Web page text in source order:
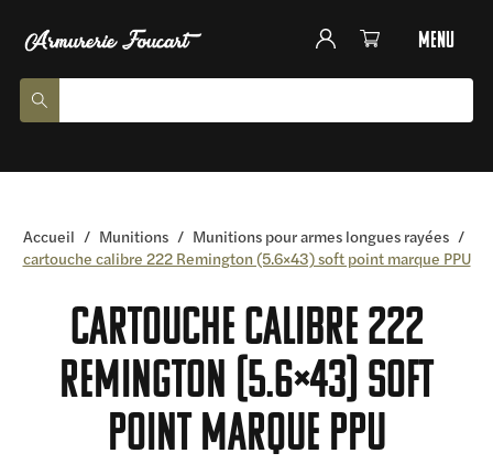
menu
Accueil / Munitions / Munitions pour armes longues rayées /
cartouche calibre 222 Remington (5.6×43) soft point marque PPU
cartouche calibre 222
Remington (5.6×43) soft
point marque PPU